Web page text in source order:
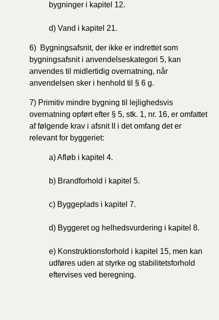
bygninger i kapitel 12.
d) Vand i kapitel 21.
6) Bygningsafsnit, der ikke er indrettet som
bygningsafsnit i anvendelseskategori 5, kan
anvendes til midlertidig overnatning, når
anvendelsen sker i henhold til § 6 g.
7) Primitiv mindre bygning til lejlighedsvis
overnatning opført efter § 5, stk. 1, nr. 16, er omfattet
af følgende krav i afsnit II i det omfang det er
relevant for byggeriet:
a) Afløb i kapitel 4.
b) Brandforhold i kapitel 5.
c) Byggeplads i kapitel 7.
d) Byggeret og helhedsvurdering i kapitel 8.
e) Konstruktionsforhold i kapitel 15, men kan
udføres uden at styrke og stabilitetsforhold
eftervises ved beregning.